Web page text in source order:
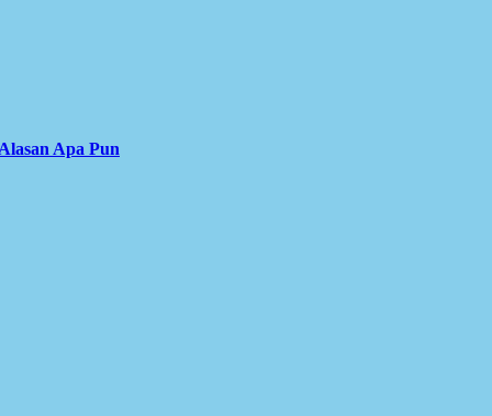
Apa Pun